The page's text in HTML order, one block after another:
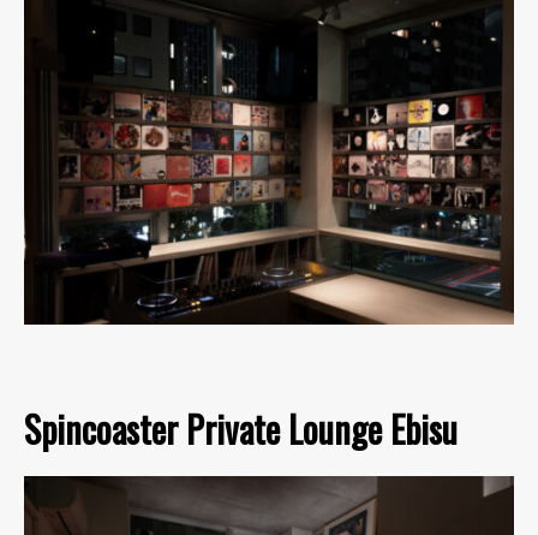
Spincoaster Private Lounge Ebisu